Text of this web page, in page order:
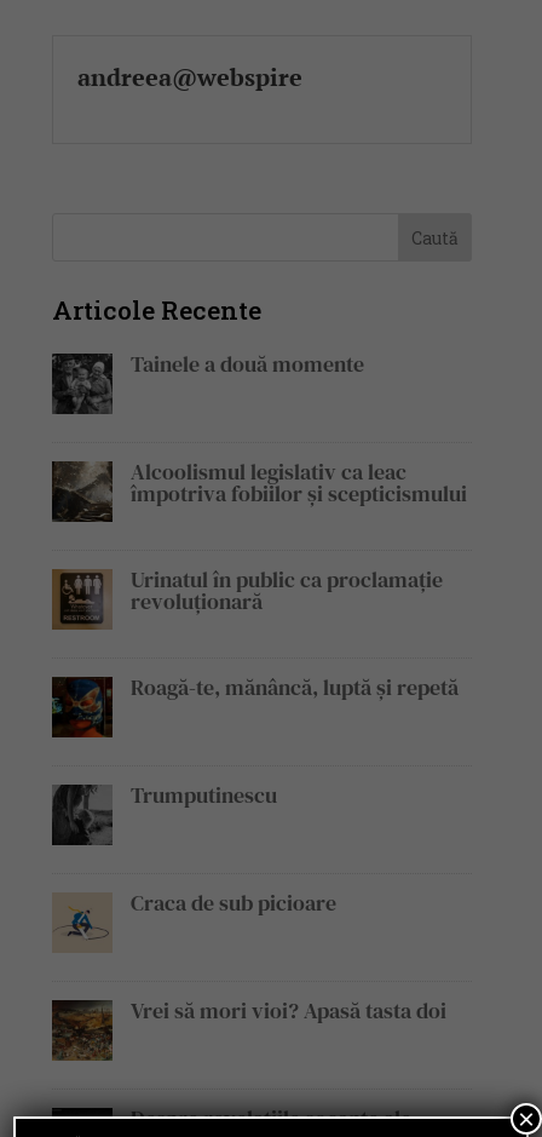
andreea@webspire
Articole Recente
Tainele a două momente
Alcoolismul legislativ ca leac
împotriva fobiilor și scepticismului
Urinatul în public ca proclamație
revoluționară
Roagă-te, mănâncă, luptă și repetă
Trumputinescu
Craca de sub picioare
Vrei să mori vioi? Apasă tasta doi
Despre revelațiile șocante ale ×